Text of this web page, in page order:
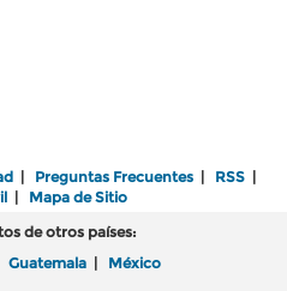
| Preguntas Frecuentes | RSS |
| Mapa de Sitio
de otros países:
Guatemala | México